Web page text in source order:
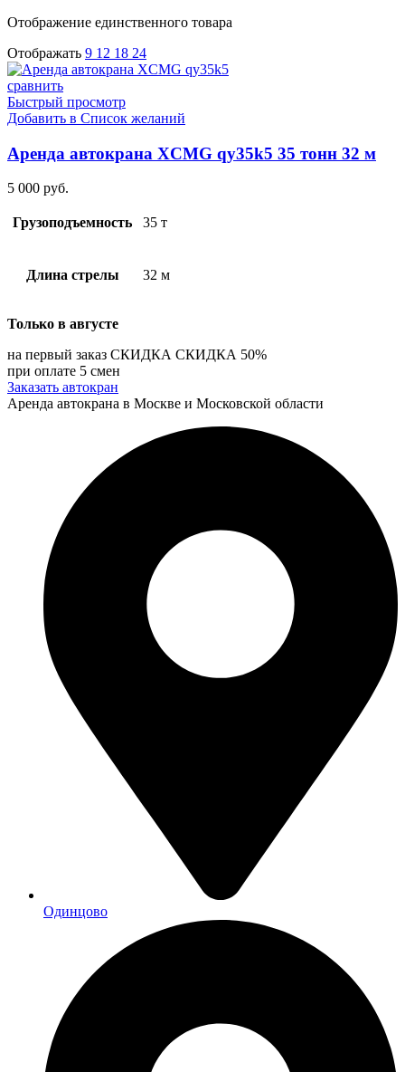
Отображение единственного товара
Отображать 9 12 18 24
сравнить
Быстрый просмотр
Добавить в Список желаний
Аренда автокрана XCMG qy35k5 35 тонн 32 м
5 000 руб.
Грузоподъемность 35 т
Длина стрелы 32 м
Только в августе
на первый заказ СКИДКА СКИДКА 50%
при оплате 5 смен
Заказать автокран
Аренда автокрана в Москве и Московской области
Одинцово